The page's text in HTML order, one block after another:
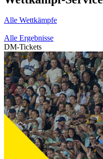
Alle Wettkämpfe
Alle Ergebnisse
DM-Tickets